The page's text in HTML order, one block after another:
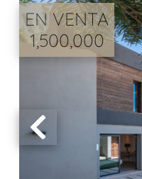
EN VENTA
1,500,000